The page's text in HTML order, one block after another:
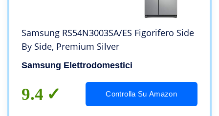
Samsung RS54N3003SA/ES Figorifero Side
By Side, Premium Silver
Samsung Elettrodomestici
9.4 Controlla Su Amazon